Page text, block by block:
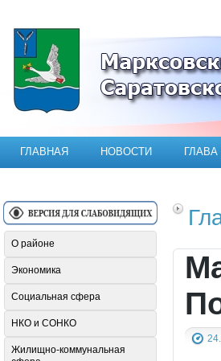
Официальный сайт
ГЛАВНАЯ НОВОСТИ
О районе
Экономика
Социальная сфера
НКО и СОНКО
Жилищно-коммунальная